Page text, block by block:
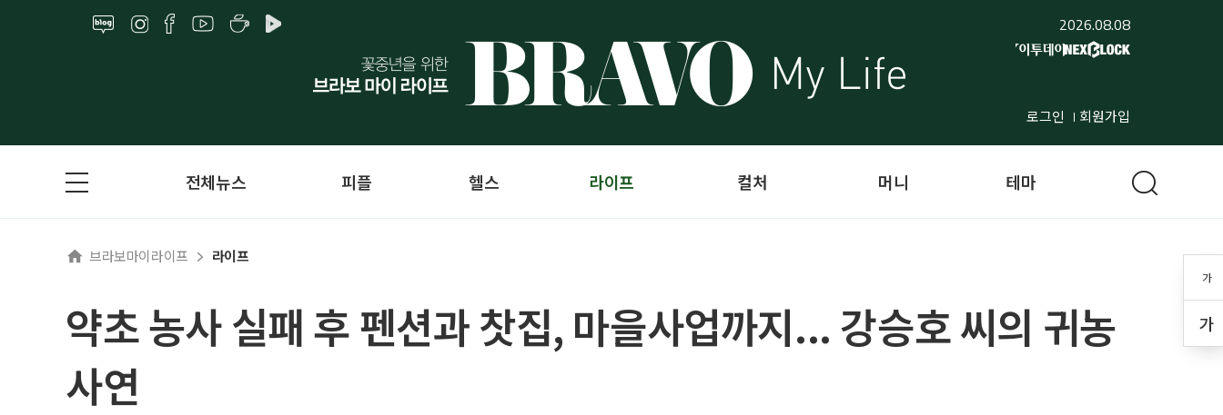
2026.08.08
로그인 회원가입
가
가
전체뉴스 피플 헬스 라이프 컬처 머니 테마
브라보마이라이프 라이프
약초 농사 실패 후 펜션과 찻집, 마을사업까지... 강승호 씨의 귀농
사연